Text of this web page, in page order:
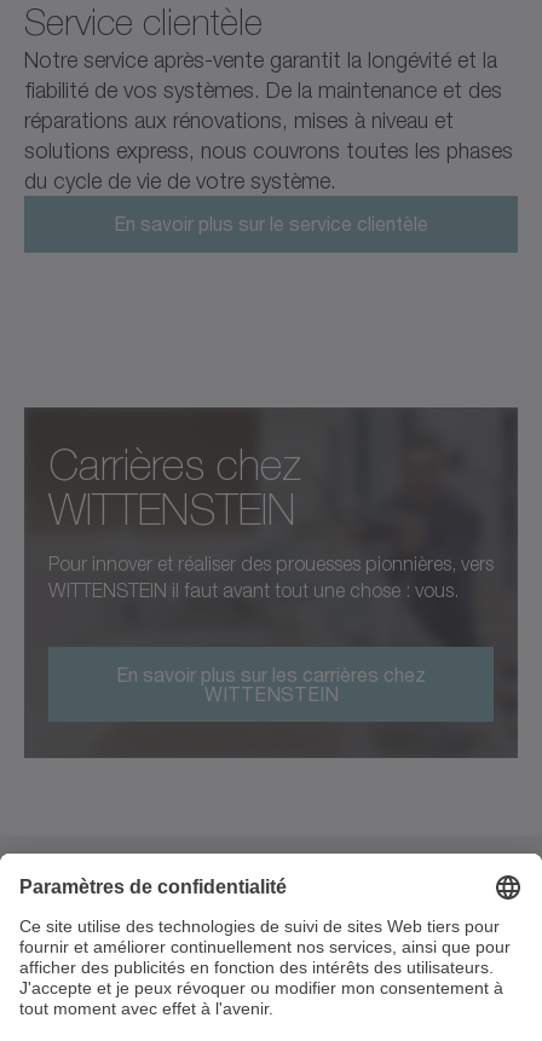
Service clientèle
Notre service après-vente garantit la longévité et la
fiabilité de vos systèmes. De la maintenance et des
réparations aux rénovations, mises à niveau et
solutions express, nous couvrons toutes les phases
du cycle de vie de votre système.
En savoir plus sur le service clientèle
Carrières chez
WITTENSTEIN
Pour innover et réaliser des prouesses pionnières, vers
WITTENSTEIN il faut avant tout une chose : vous.
En savoir plus sur les carrières chez
WITTENSTEIN
4 rue René Dubos
95410 Groslay
France
+33 1.34.17.90.95
info@wittenstein.fr